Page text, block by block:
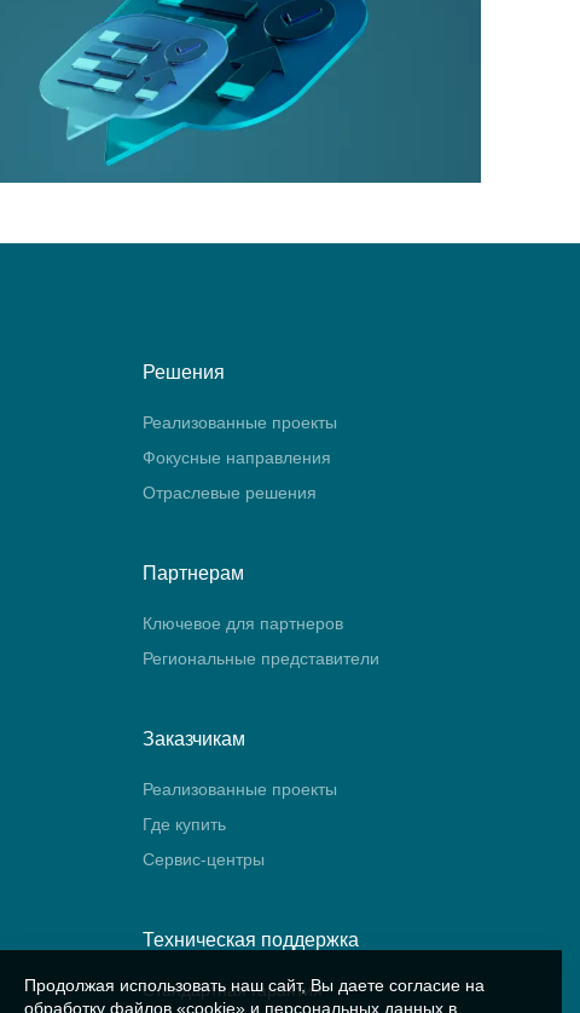
Решения
Реализованные проекты
Фокусные направления
Отраслевые решения
Партнерам
Ключевое для партнеров
Региональные представители
Заказчикам
Реализованные проекты
Где купить
Сервис-центры
Техническая поддержка
Стандартная гарантия
Продолжая использовать наш сайт, Вы даете согласие на
обработку файлов «cookie» и персональных данных в